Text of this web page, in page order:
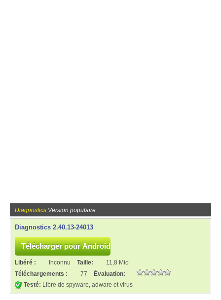
Diagnostics Version populaire
Diagnostics 2.40.13-24013
Libéré : Inconnu Taille:
11,8 Mio
Téléchargements :
77
Évaluation:
Testé: Libre de spyware, adware et virus